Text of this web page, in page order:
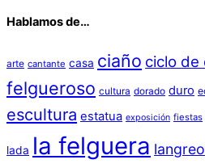
Hablamos de…
arte cantante casa ciaño ciclo de
felgueroso cultura dorado duro
escultura estatua exposición fiestas
lada la felguera langreo